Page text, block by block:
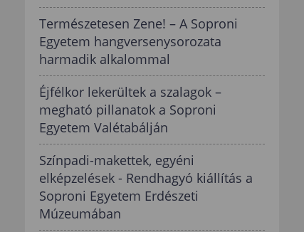
Természetesen Zene! – A Soproni
Egyetem hangversenysorozata
harmadik alkalommal
Éjfélkor lekerültek a szalagok –
megható pillanatok a Soproni
Egyetem Valétabálján
Színpadi-makettek, egyéni
elképzelések - Rendhagyó kiállítás a
Soproni Egyetem Erdészeti
Múzeumában